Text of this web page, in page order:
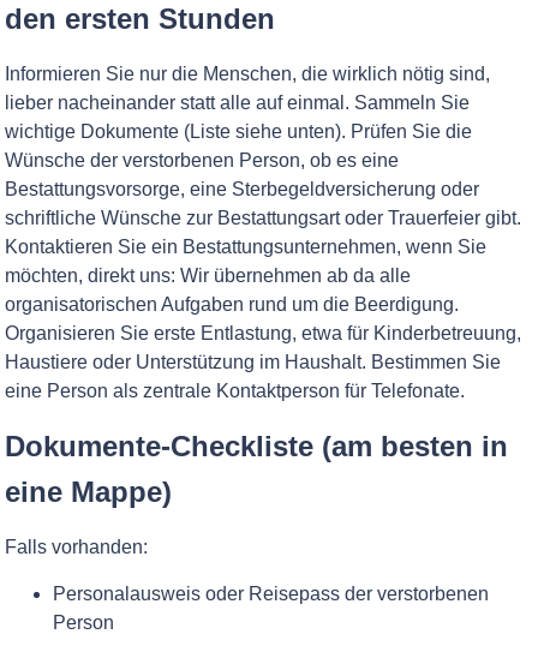
den ersten Stunden
Informieren Sie nur die Menschen, die wirklich nötig sind,
lieber nacheinander statt alle auf einmal. Sammeln Sie
wichtige Dokumente (Liste siehe unten). Prüfen Sie die
Wünsche der verstorbenen Person, ob es eine
Bestattungsvorsorge, eine Sterbegeldversicherung oder
schriftliche Wünsche zur Bestattungsart oder Trauerfeier gibt.
Kontaktieren Sie ein Bestattungsunternehmen, wenn Sie
möchten, direkt uns: Wir übernehmen ab da alle
organisatorischen Aufgaben rund um die Beerdigung.
Organisieren Sie erste Entlastung, etwa für Kinderbetreuung,
Haustiere oder Unterstützung im Haushalt. Bestimmen Sie
eine Person als zentrale Kontaktperson für Telefonate.
Dokumente-Checkliste (am besten in
eine Mappe)
Falls vorhanden:
Personalausweis oder Reisepass der verstorbenen
Person